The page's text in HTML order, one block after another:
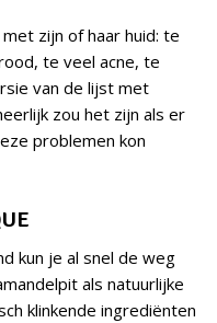
zijn of haar huid: te
te veel acne, te
van de lijst met
zou het zijn als er
problemen kon
kun je al snel de weg
als natuurlijke
klinkende ingrediënten